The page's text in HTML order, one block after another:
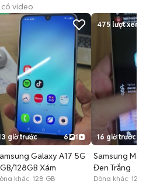
video
giờ trước 6 1
Galaxy A17 5G
128GB Xám
khác 128 GB
475lượt xem
16 giờ trước
Samsung
Đen Trắng
Dòng khác 128